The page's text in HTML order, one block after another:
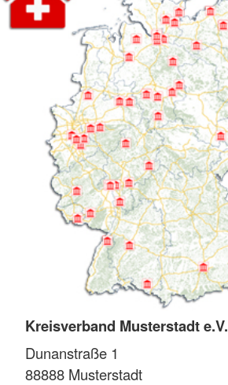
Kreisverband Musterstadt e.V.
Dunanstraße 1
88888 Musterstadt